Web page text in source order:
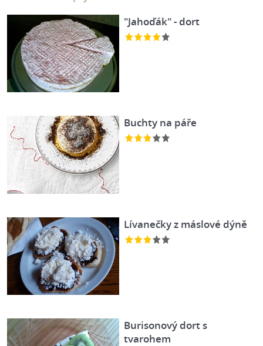
"Jahoďák" - dort
Buchty na páře
Lívanečky z máslové dýně
Burisonový dort s
tvarohem